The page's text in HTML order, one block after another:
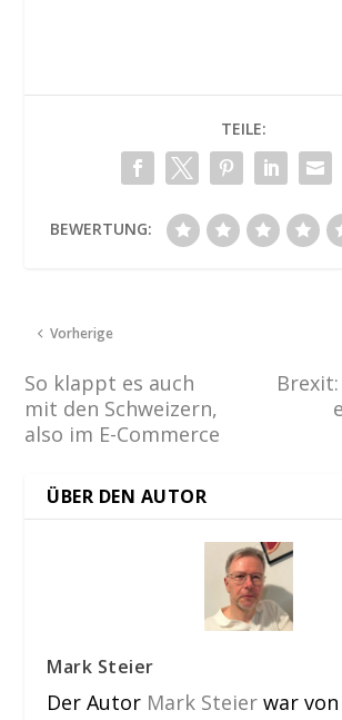
TEILE:
BEWERTUNG:
Vorherige
So klappt es auch
mit den Schweizern,
also im E-Commerce
ÜBER DEN AUTOR
Mark Steier
Der Autor Mark Steier war